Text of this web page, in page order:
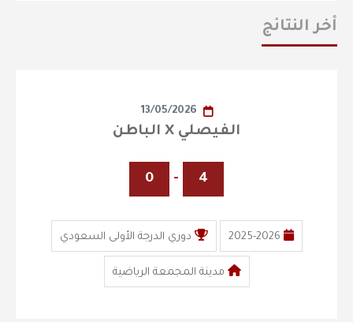
أخر النتائج
13/05/2026
الفيصلي X الباطن
4
-
0
2025-2026 دوري الدرجة الأولى السعودي
مدينة المجمعة الرياضية